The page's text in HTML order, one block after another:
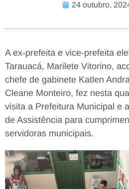
24 outubro,
A ex-prefeita e vice-prefeita
Tarauacá, Marilete Vitorino,
chefe de gabinete Katlen
Cleane Monteiro, fez nesta
visita a Prefeitura Municipal e
de Assistência para
servidoras municipais.